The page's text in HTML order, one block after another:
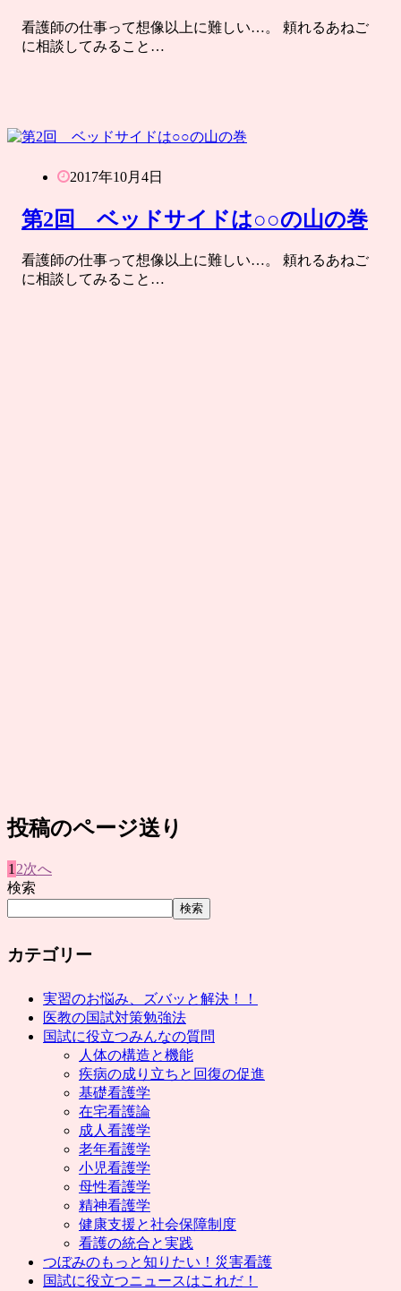
看護師の仕事って想像以上に難しい…。 頼れるあねご
に相談してみること…
2017年10月4日
第2回 ベッドサイドは○○の山の巻
看護師の仕事って想像以上に難しい…。 頼れるあねご
に相談してみること…
投稿のページ送り
1 2次へ
検索
検索
カテゴリー
実習のお悩み、ズバッと解決！！
医教の国試対策勉強法
国試に役立つみんなの質問
人体の構造と機能
疾病の成り立ちと回復の促進
基礎看護学
在宅看護論
成人看護学
老年看護学
小児看護学
母性看護学
精神看護学
健康支援と社会保障制度
看護の統合と実践
つぼみのもっと知りたい！災害看護
国試に役立つニュースはこれだ！